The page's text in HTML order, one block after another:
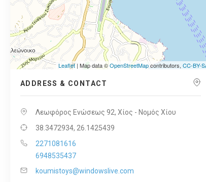
Leaflet| Map data ©OpenStreetMapcontributors,CC-BY-
ADDRESS & CONTACT
Λεωφόρος Ενώσεως 92, Χίος - Νομός Χίου
38.3472934, 26.1425439
2271081616
6948535437
koumistoys@windowslive.com